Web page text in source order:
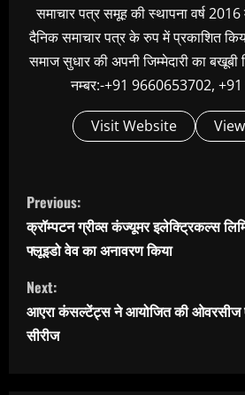
समाचार पत्र समूह की स्थापना वर्ष
दैनिक समाचार पत्र के रुप में प्रकाशित
समाज सुधार की अपनी जिम्मेदारी का बखूबी
नम्बर:-+91 9660653702,
Visit Website
C
o
n
t
i
n
Previous:
क्रॉम्पटन ग्रीव्स कंज्यूमर इलेक्ट्रिकल्स
फ्लूइडो वेव का अनावरण किया
Next:
आएरा कंसल्टेंट्स ने आयोजित की
सीरीज